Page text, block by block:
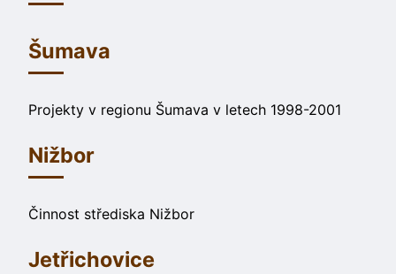
Šumava
Projekty v regionu Šumava v letech 1998-2001
Nižbor
Činnost střediska Nižbor
Jetřichovice